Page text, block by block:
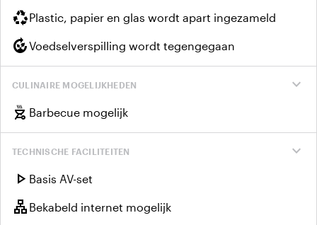
recyclingPlastic, papier en glas wordt apart ingezameld
compostVoedselverspilling wordt tegengegaan
expand_more
CULINAIRE MOGELIJKHEDEN
outdoor_grill Barbecue mogelijk
expand_more
TECHNISCHE FACILITEITEN
play_arrow Basis AV-set
lan Bekabeld internet mogelijk